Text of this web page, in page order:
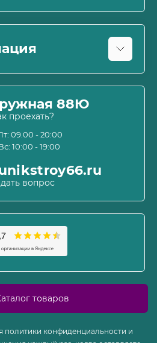
и оферта
88Ю
проехать?
09.00 - 20:00
10:00 - 19:00
вопрос
товаров
политики конфиденциальности и